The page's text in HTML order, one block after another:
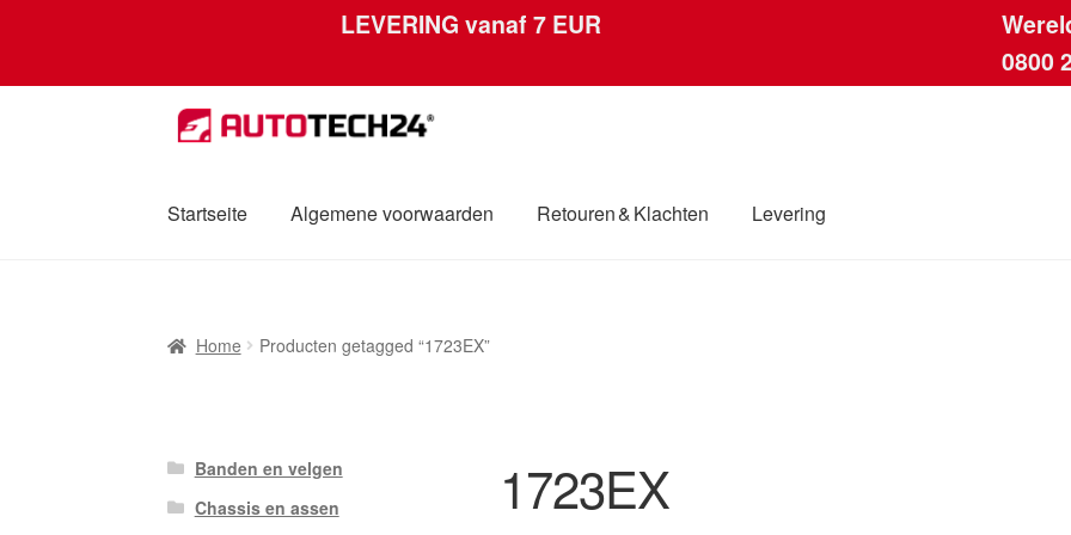
LEVERING vanaf 7 EUR
0800
Skip
to
Skip
to
Startseite Algemene voorwaarden Retouren & Klachten Levering
Mijn accountOver ons PrivacybeleidWereldwijde verzending
Home Producten getagged “1723EX”
1723EX
Banden en velgen
Chassis en assen